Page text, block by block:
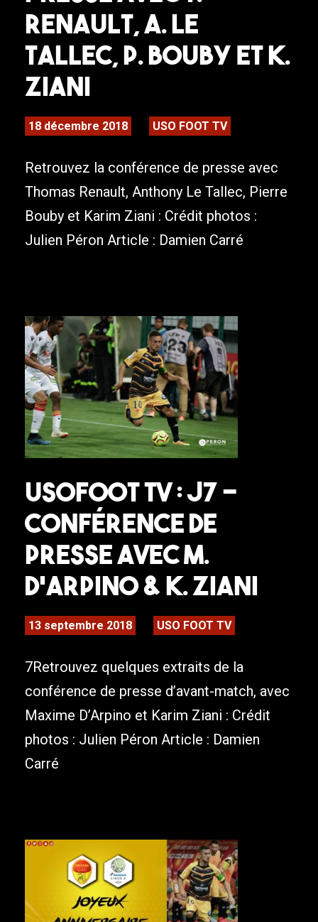
Renault, A. Le
Tallec, P. Bouby et K.
Ziani
18 décembre 2018 USO FOOT TV
Retrouvez la conférence de presse avec
Thomas Renault, Anthony Le Tallec, Pierre
Bouby et Karim Ziani : Crédit photos :
Julien Péron Article : Damien Carré
USOFOOT TV : J7 –
Conférence de
presse avec M.
D’Arpino & K. Ziani
13 septembre 2018 USO FOOT TV
7Retrouvez quelques extraits de la
conférence de presse d’avant-match, avec
Maxime D’Arpino et Karim Ziani : Crédit
photos : Julien Péron Article : Damien
Carré